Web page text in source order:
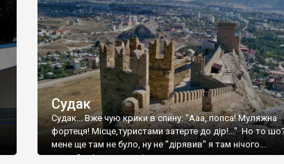
Судак
Судак... Вже чую крики в спину: "Ааа, попса! Муляжна
фортеця! Місце,туристами затерте до дір!..." Но то
мене ще там не було, ну не "дірявив" я там нічого...
принаймні до цього літа.